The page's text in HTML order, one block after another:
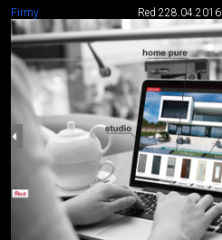
Firmy Red 228.04.2016